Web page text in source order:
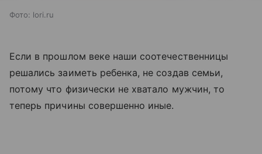
Фото: lori.ru
Если в прошлом веке наши соотечественницы
решались заиметь ребенка, не создав семьи,
потому что физически не хватало мужчин, то
теперь причины совершенно иные.